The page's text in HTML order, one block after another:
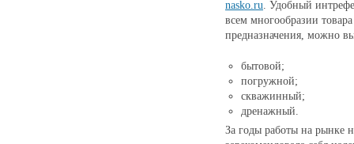
nasko.ru . Удобный
всем многообразии
предназначения, можно
бытовой;
погружной;
скважинный;
дренажный.
За годы работы на